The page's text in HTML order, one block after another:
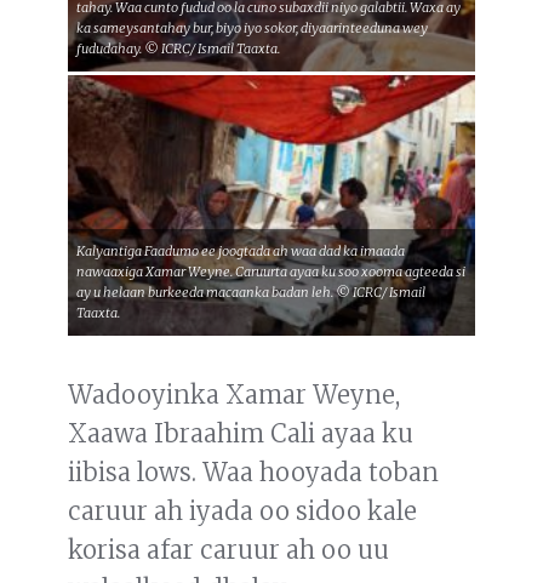
tahay. Waa cunto fudud oo la cuno subaxdii niyo galabtii. Waxa ay
ka sameysantahay bur, biyo iyo sokor, diyaarinteeduna wey
fududahay. © ICRC/ Ismail Taaxta.
Kalyantiga Faadumo ee joogtada ah waa dad ka imaada
nawaaxiga Xamar Weyne. Caruurta ayaa ku soo xooma agteeda si
ay u helaan burkeeda macaanka badan leh. © ICRC/ Ismail
Taaxta.
Wadooyinka Xamar Weyne,
Xaawa Ibraahim Cali ayaa ku
iibisa lows. Waa hooyada toban
caruur ah iyada oo sidoo kale
korisa afar caruur ah oo uu